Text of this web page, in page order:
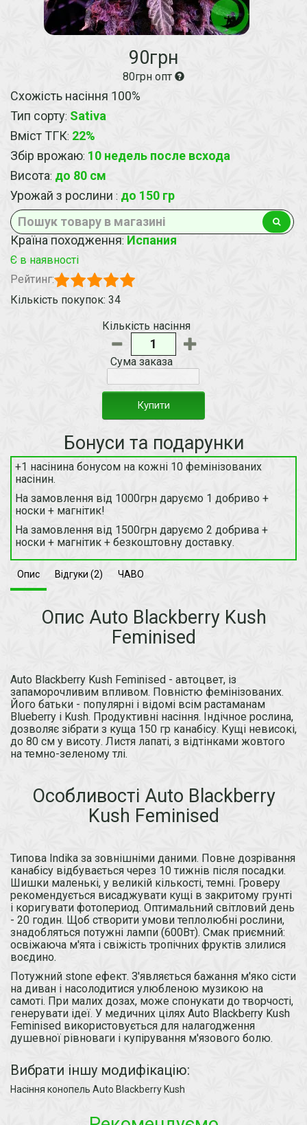
90грн
80грн опт
Схожість насіння 100%
Тип сорту: Sativa
Вміст ТГК: 22%
Збір врожаю: 10 недель после всхода
Висота: до 80 см
Урожай з рослини : до 150 гр
Країна походження: Испания
Є в наявності
Рейтинг:
Кількість покупок: 34
Кількість насіння
Сума заказа
Купити
Бонуси та подарунки
+1 насінина бонусом на кожні 10 фемінізованих
насінин.
На замовлення від 1000грн даруємо 1 добриво +
носки + магнітик!
На замовлення від 1500грн даруємо 2 добрива +
носки + магнітик + безкоштовну доставку.
Опис Відгуки (2) ЧАВО
Опис Auto Blackberry Kush
Feminised
Auto Blackberry Kush Feminised - автоцвет, із
запаморочливим впливом. Повністю фемінізованих.
Його батьки - популярні і відомі всім растаманам
Blueberry і Kush. Продуктивні насіння. Індічное рослина,
дозволяє зібрати з куща 150 гр канабісу. Кущі невисокі,
до 80 см у висоту. Листя лапаті, з відтінками жовтого
на темно-зеленому тлі.
Особливості Auto Blackberry
Kush Feminised
Типова Indika за зовнішніми даними. Повне дозрівання
канабісу відбувається через 10 тижнів після посадки.
Шишки маленькі, у великій кількості, темні. Гроверу
рекомендується висаджувати кущі в закритому грунті
і коригувати фотопериод. Оптимальний світловий день
- 20 годин. Щоб створити умови теплолюбні рослини,
знадобляться потужні лампи (600Вт). Смак приємний:
освіжаюча м'ята і свіжість тропічних фруктів злилися
воєдино.
Потужний stone ефект. З'являється бажання м'яко сісти
на диван і насолодитися улюбленою музикою на
самоті. При малих дозах, може спонукати до творчості,
генерувати ідеї. У медичних цілях Auto Blackberry Kush
Feminised використовується для налагодження
душевної рівноваги і купірування м'язового болю.
Вибрати іншу модифікацію:
Насіння конопель Auto Blackberry Kush